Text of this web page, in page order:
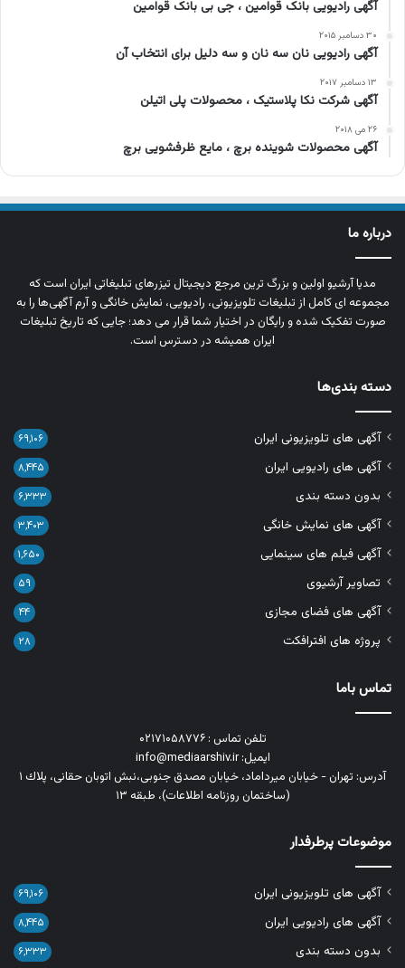
آگهی رادیویی بانک قوامین ، جی بی بانک قوامین
۳۰ دسامبر ۲۰۱۵
آگهی رادیویی نان سه نان و سه دلیل برای انتخاب آن
۱۳ دسامبر ۲۰۱۷
آگهی شرکت نکا پلاستیک ، محصولات پلی اتیلن
۲۶ می ۲۰۱۸
آگهی محصولات شوینده برچ ، مایع ظرفشویی برچ
درباره ما
مدیا آرشیو اولین و بزرگ‌ ترین مرجع دیجیتال تیزرهای تبلیغاتی ایران است که
مجموعه‌ ای کامل از تبلیغات تلویزیونی، رادیویی، نمایش خانگی و آرم‌ آگهی‌ها را به‌
صورت تفکیک‌ شده و رایگان در اختیار شما قرار می‌ دهد؛ جایی که تاریخ تبلیغات
ایران همیشه در دسترس است.
دسته بندی‌ها
آگهی های تلویزیونی ایران ۶۹,۱۰۶
آگهی های رادیویی ایران ۸,۴۴۵
بدون دسته بندی ۶,۳۳۳
آگهی های نمایش خانگی ۳,۴۰۳
آگهی فیلم های سینمایی ۱,۶۵۰
تصاویر آرشیوی ۵۹
آگهی های فضای مجازی ۴۴
پروژه های افترافکت ۲۸
تماس باما
تلفن تماس : ۰۲۱۷۱۰۵۸۷۷۶
ایمیل: info@mediaarshiv.ir
آدرس: تهران - خیابان میرداماد، خیابان مصدق جنوبی،نبش اتوبان حقانی، پلاك ١
(ساختمان روزنامه اطلاعات)، طبقه ۱۳
موضوعات پرطرفدار
آگهی های تلویزیونی ایران ۶۹,۱۰۶
آگهی های رادیویی ایران ۸,۴۴۵
بدون دسته بندی ۶,۳۳۳